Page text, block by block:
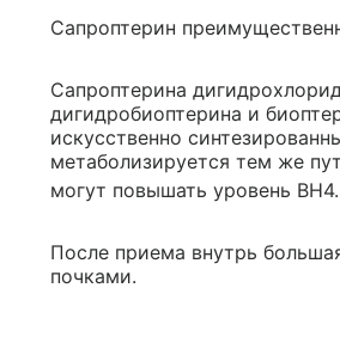
Сапроптерин
Сапроптерина
дигидробиоптерина и
искусственно
метаболизируется тем же
могут повышать уровень ВН4.
После приема внутрь
почками.